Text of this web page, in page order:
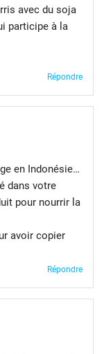
avec du soja
participe à la
Répondre
en Indonésie…
dans votre
pour nourrir la
avoir copier
Répondre